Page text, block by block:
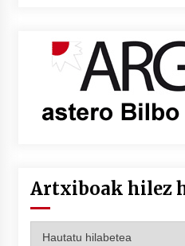
Artxiboak hilez